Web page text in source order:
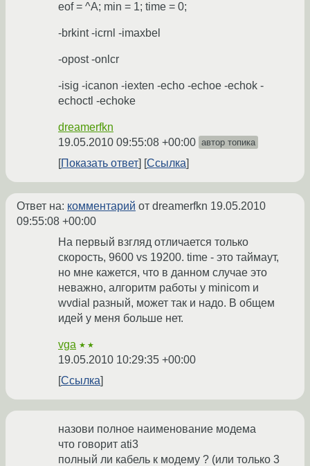
eof = ^A; min = 1; time = 0;
-brkint -icrnl -imaxbel
-opost -onlcr
-isig -icanon -iexten -echo -echoe -echok -
echoctl -echoke
dreamerfkn
19.05.2010 09:55:08 +00:00 автор топика
Показать ответ Ссылка
Ответ на: комментарий от dreamerfkn 19.05.2010
09:55:08 +00:00
На первый взгляд отличается только
скорость, 9600 vs 19200. time - это таймаут,
но мне кажется, что в данном случае это
неважно, алгоритм работы у minicom и
wvdial разный, может так и надо. В общем
идей у меня больше нет.
vga ★★
19.05.2010 10:29:35 +00:00
Ссылка
назови полное наименование модема
что говорит ati3
полный ли кабель к модему ? (или только 3